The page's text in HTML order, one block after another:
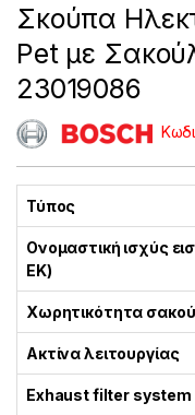
Σκούπα
Pet με
23019086
Τύπος
Ονομαστική ισχύς
ΕΚ)
Χωρητικότητα
Ακτίνα λειτουργίας
Exhaust filter system